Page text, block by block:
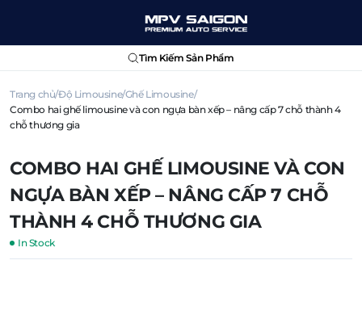
Tìm Kiếm Sản Phẩm
Trang chủ Độ Limousine Ghế Limousine
Combo hai ghế limousine và con ngựa bàn xếp – nâng cấp 7 chỗ thành 4
chỗ thương gia
COMBO HAI GHẾ LIMOUSINE VÀ CON
NGỰA BÀN XẾP – NÂNG CẤP 7 CHỖ
THÀNH 4 CHỖ THƯƠNG GIA
In Stock